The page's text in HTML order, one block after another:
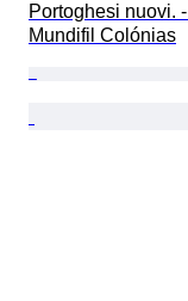
Portoghesi nuovi. -
Mundifil Colónias